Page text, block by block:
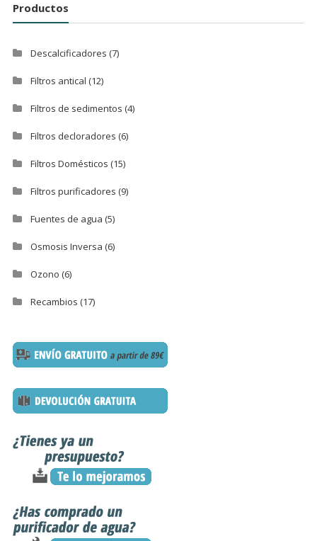
Productos
Descalcificadores (7)
Filtros antical (12)
Filtros de sedimentos (4)
Filtros decloradores (6)
Filtros Domésticos (15)
Filtros purificadores (9)
Fuentes de agua (5)
Osmosis Inversa (6)
Ozono (6)
Recambios (17)